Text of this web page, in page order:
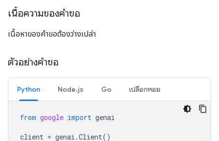
เนื้อความของคำขอ
เนื้อหาของคำขอต้องว่างเปล่า
ตัวอย่างคำขอ
Python Node.js Go เปลือกหอย
from google import genai
client = genai .Client()